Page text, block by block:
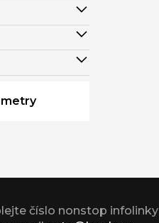
číslo nonstop infolinky